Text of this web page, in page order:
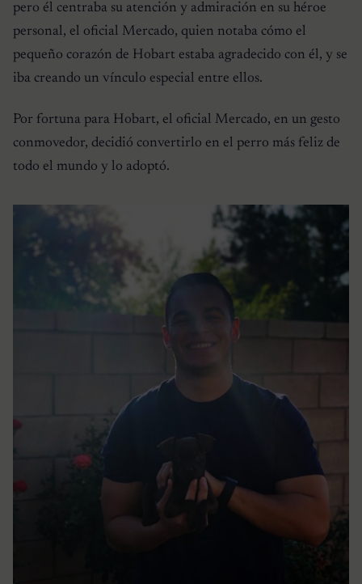
pero él centraba su atención y admiración en su héroe
personal, el oficial Mercado, quien notaba cómo el
pequeño corazón de Hobart estaba agradecido con él, y se
iba creando un vínculo especial entre ellos.
Por fortuna para Hobart, el oficial Mercado, en un gesto
conmovedor, decidió convertirlo en el perro más feliz de
todo el mundo y lo adoptó.